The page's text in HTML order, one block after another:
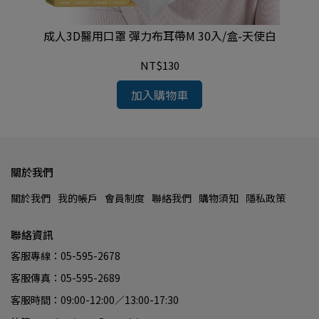
成人3D醫用口罩 彈力布耳帶M 30入/盒-天使白
NT$130
加入購物車
關於我們
關於我們 我的帳戶 會員制度 聯絡我們 購物須知 隱私政策
聯絡資訊
客服專線：05-595-2678
客服傳真：05-595-2689
客服時間：09:00-12:00／13:00-17:30